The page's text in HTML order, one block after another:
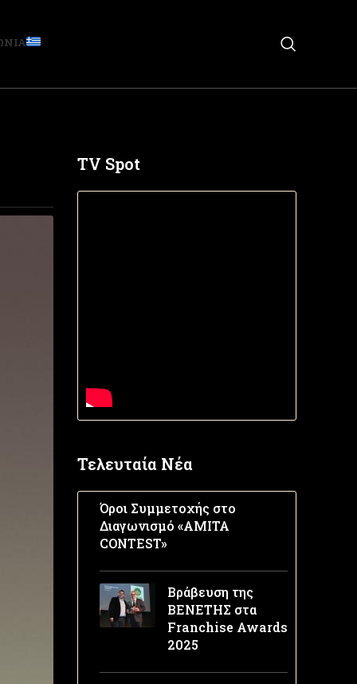
TV Spot
Τελευταία Νέα
Όροι Συμμετοχής στο
Διαγωνισμό «AMITA
CONTEST»
Βράβευση της
ΒΕΝΕΤΗΣ στα
Franchise Awards
2025